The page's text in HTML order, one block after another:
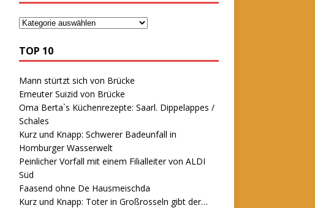
TOP 10
Mann stürtzt sich von Brücke
Erneuter Suizid von Brücke
Oma Berta`s Küchenrezepte: Saarl. Dippelappes /
Schales
Kurz und Knapp: Schwerer Badeunfall in
Homburger Wasserwelt
Peinlicher Vorfall mit einem Filialleiter von ALDI
Süd
Faasend ohne De Hausmeischda
Kurz und Knapp: Toter in Großrosseln gibt der…